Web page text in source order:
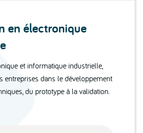
en électronique
et informatique industrielle,
entreprises dans le développement
du prototype à la validation.